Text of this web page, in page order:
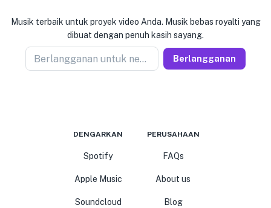
Musik terbaik untuk proyek video Anda. Musik bebas royalti yang
dibuat dengan penuh kasih sayang.
Berlangganan untuk newseller Berlangganan
DENGARKAN
Spotify
Apple Music
Soundcloud
PERUSAHAAN
FAQs
About us
Blog